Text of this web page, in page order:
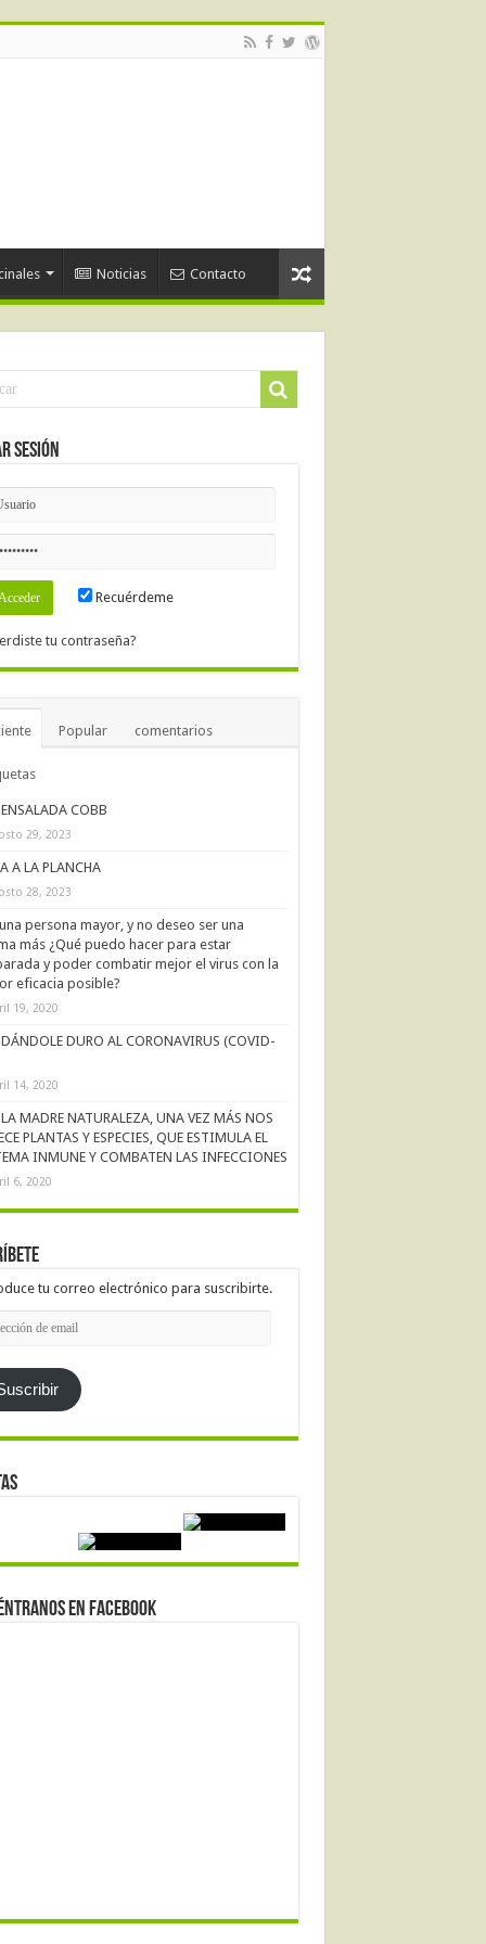
Noticias Contacto
Sesión
Recuérdeme
tu contraseña?
Popular comentarios
ENSALADA COBB
29, 2023
A LA PLANCHA
28, 2023
persona mayor, y no deseo ser una
más ¿Qué puedo hacer para estar
y poder combatir mejor el virus con la
eficacia posible?
19, 2020
DÁNDOLE DURO AL CORONAVIRUS (COVID-
14, 2020
LA MADRE NATURALEZA, UNA VEZ MÁS NOS
PLANTAS Y ESPECIES, QUE ESTIMULA EL
INMUNE Y COMBATEN LAS INFECCIONES
6, 2020
tu correo electrónico para suscribirte.
en Facebook